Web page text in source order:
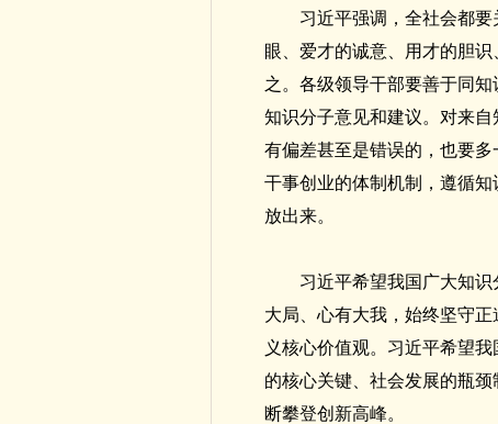
习近平强调，全社会都
眼、爱才的诚意、用才的胆
之。各级领导干部要善于同
知识分子意见和建议。对来
有偏差甚至是错误的，也要
干事创业的体制机制，遵循
放出来。
习近平希望我国广大知
大局、心有大我，始终坚守
义核心价值观。习近平希望
的核心关键、社会发展的瓶
断攀登创新高峰。